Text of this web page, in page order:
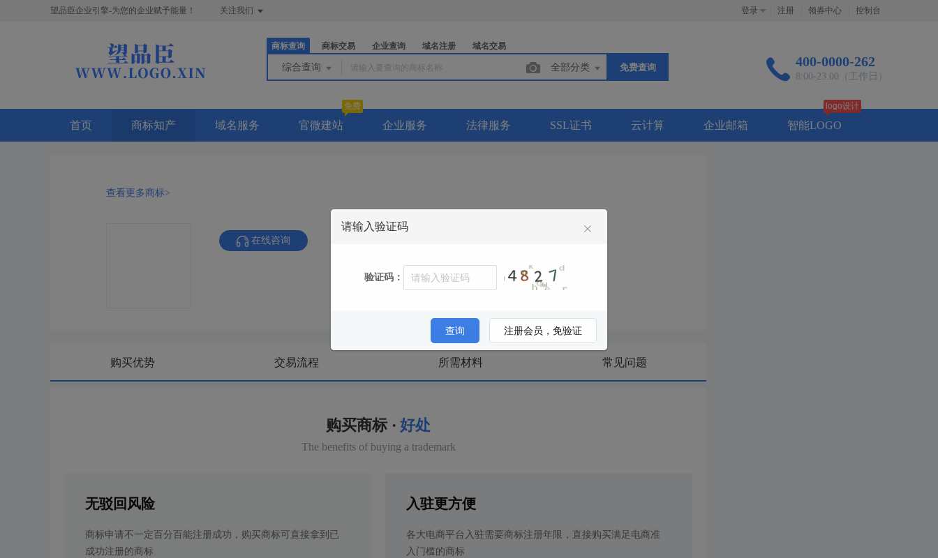
望品臣企业引擎-为您的企业赋予能量！ 关注我们 登录 注册 领券中心 控制台
商标查询 商标交易 企业查询 域名注册 域名交易
综合查询 全部分类 免费查询 400-0000-262
8:00-23:00（工作日）
首页 商标知产 域名服务 官微建站
免费
企业服务 法律服务 SSL证书 云计算 企业邮箱 智能LOGO
logo设计
查看更多商标>
在线咨询
联系QQ：
购买优势 交易流程 所需材料 常见问题
购买商标 · 好处
The benefits of buying a trademark
无驳回风险
商标申请不一定百分百能注册成功，购买商标可直接拿到已
成功注册的商标
入驻更方便
各大电商平台入驻需要商标注册年限，直接购买满足电商准
入门槛的商标
请输入验证码
验证码：
查询 注册会员，免验证